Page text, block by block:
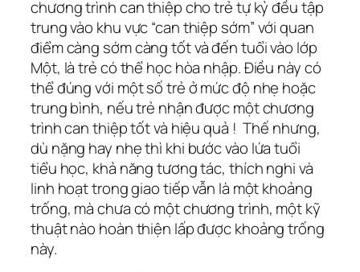
chương trình can thiệp cho trẻ tự kỷ đều tập
trung vào khu vực “can thiệp sớm” với quan
điểm càng sớm càng tốt và đến tuổi vào lớp
Một, là trẻ có thể học hòa nhập. Điều này có
thể đúng với một số trẻ ở mức độ nhẹ hoặc
trung bình, nếu trẻ nhận được một chương
trình can thiệp tốt và hiệu quả ! Thế nhưng,
dù nặng hay nhẹ thì khi bước vào lứa tuổi
tiểu học, khả năng tương tác, thích nghi và
linh hoạt trong giao tiếp vẫn là một khoảng
trống, mà chưa có một chương trình, một kỹ
thuật nào hoàn thiện lấp được khoảng trống
này.